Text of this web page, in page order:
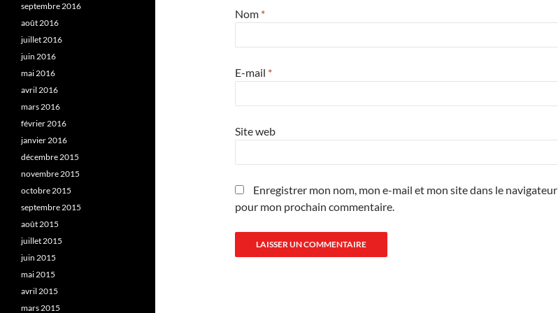
Nom *
E-mail *
Site web
Enregistrer mon nom, mon e-mail et mon site dans le navigateur
pour mon prochain commentaire.
septembre 2016
août 2016
juillet 2016
juin 2016
mai 2016
avril 2016
mars 2016
février 2016
janvier 2016
décembre 2015
novembre 2015
octobre 2015
septembre 2015
août 2015
juillet 2015
juin 2015
mai 2015
avril 2015
mars 2015